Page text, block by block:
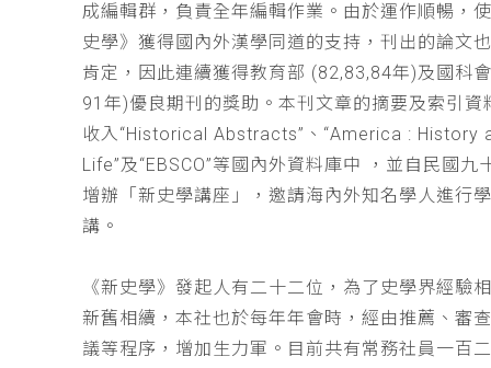
成編輯群，負責全年編輯作業。由於運作順暢，
史學》獲得國內外漢學同道的支持，刊出的論文
肯定，因此連續獲得教育部 (82,83,84年)及國科
91年)優良期刊的獎助。本刊文章的摘要及索引資
收入“Historical Abstracts”、“America : History
Life”及“EBSCO”等國內外資料庫中 ，並自民國九
增辦「新史學講座」，邀請海內外知名學人進行
講。
《新史學》發起人有二十二位，為了史學界經驗
新舊相續，本社也於每年年會時，經由推薦、審
議等程序，增加生力軍。目前共有常務社員一百